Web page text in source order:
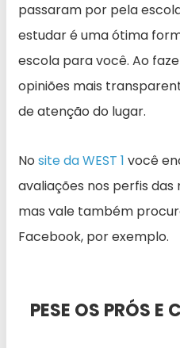
passaram por pela
estudar é uma ótima
escola para você. Ao
opiniões mais
de atenção do lugar.
No site da WEST 1 você
avaliações nos perfis
mas vale também
Facebook, por exemplo.
PESE OS PRÓS E